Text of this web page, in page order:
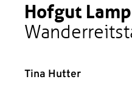
Hofgut
Tina Hutter